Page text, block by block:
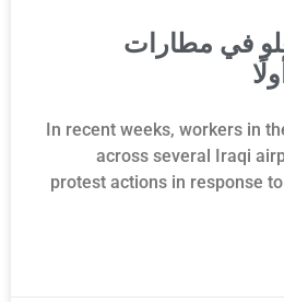
في مطارات
In recent weeks, workers in
across several Iraqi
protest actions in response